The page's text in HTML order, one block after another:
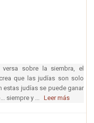
sobre la siembra, el
que las judías son solo
estas judías se puede ganar
siempre y ... Leer más